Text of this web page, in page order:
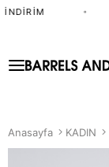
Anasayfa KADIN